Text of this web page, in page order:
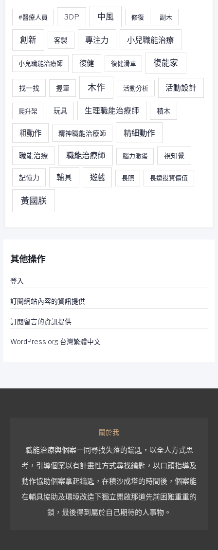
#醫療人員 3DP 中風 修復 副木
創新 客製 專注力 小兒職能治療
小兒職能治療師 復健 復健滑車 復能家
找一找 握筆 木作 活動分析 活動設計
爬升架 玩具 生理職能治療師 積木
粗動作 精神職能治療師 精細動作
職能治療 職能治療師 腦力激盪 視知覺
記憶力 輔具 遊戲 長照 長遠投資價值
黃國朕
其他操作
登入
訂閱網站內容的資訊提供
訂閱留言的資訊提供
WordPress.org 台灣繁體中文
關於我
職能治療與個案一同尋找失落的鑰匙，以全人方式思
考，引導個案以有計畫性方式尋找鑰匙，以口頭指導及
動作協助個案拿起鑰匙，在積沙成塔的時間後，個案能
在輔具協助及環境改造下獨立開啟那道先前困難重重的
鎖，最後得到屬於自己期待的人事物。